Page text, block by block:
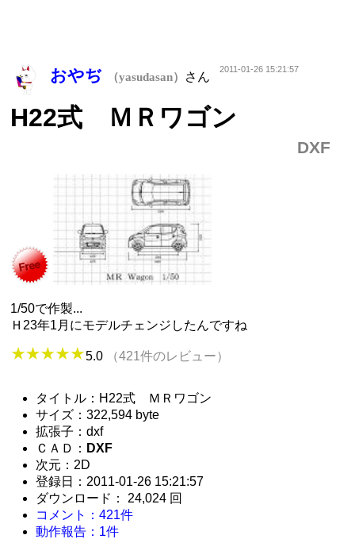
おやぢ （yasudasan） さん
2011-01-26 15:21:57
H22式 ＭＲワゴン
DXF
1/50で作製...
Ｈ23年1月にモデルチェンジしたんですね
5.0 （421件のレビュー）
タイトル：H22式 ＭＲワゴン
サイズ：322,594 byte
拡張子：dxf
ＣＡＤ： DXF
次元：2D
登録日：2011-01-26 15:21:57
ダウンロード： 24,024 回
コメント：421件
動作報告：1件